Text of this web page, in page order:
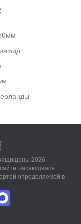
2026.
касающаяся
определяемой в